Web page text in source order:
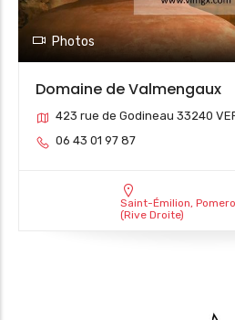
Photos
Domaine de Valmengaux
423 rue de Godineau 33240
06 43 01 97 87
Saint-Émilion,
(Rive Droite)